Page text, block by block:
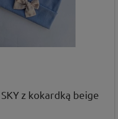
z kokardką beige